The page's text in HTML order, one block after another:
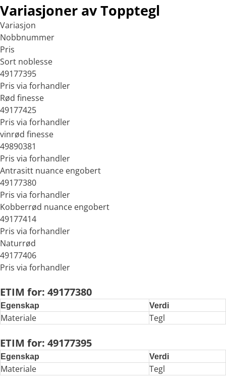
Variasjoner av Topptegl
Variasjon
Nobbnummer
Pris
Sort noblesse
49177395
Pris via forhandler
Rød finesse
49177425
Pris via forhandler
vinrød finesse
49890381
Pris via forhandler
Antrasitt nuance engobert
49177380
Pris via forhandler
Kobberrød nuance engobert
49177414
Pris via forhandler
Naturrød
49177406
Pris via forhandler
ETIM for: 49177380
Egenskap Verdi
Materiale Tegl
ETIM for: 49177395
Egenskap Verdi
Materiale Tegl